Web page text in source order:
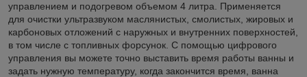
управлением и подогревом объемом 4 литра. Применяется
для очистки ультразвуком маслянистых, смолистых, жировых и
карбоновых отложений с наружных и внутренних поверхностей,
в том числе с топливных форсунок. С помощью цифрового
управления вы можете точно выставить время работы ванны и
задать нужную температуру, когда закончится время, ванна